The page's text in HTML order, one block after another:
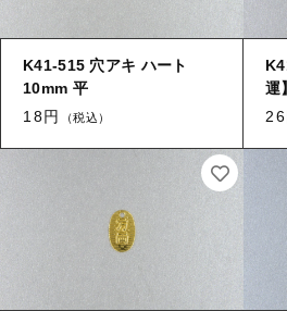
K41-515 穴アキ ハート
10mm 平
18円
（税込）
運】
26
【留め金具】 帯留め
【留め金具】 紐止め・コの
【留め金具】 ヘア留め
【留め金具】 ブレスレット
【留め金具】 カブトピン
【留め金具】 蝶
【留め金具】 タ
【留め金具】 ルー
【留め金具】 ス